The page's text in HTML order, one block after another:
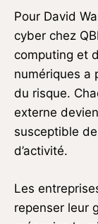
Pour David
cyber chez
computing et
numériques a
du risque.
externe
susceptible
d’activité.
Les
repenser leur